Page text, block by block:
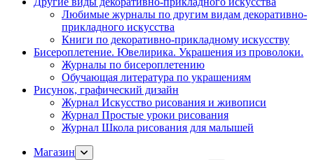
Любимые журналы по другим видам декоративно-
прикладного искусства
Книги по декоративно-прикладному искусству
Бисероплетение. Ювелирика. Украшения из проволоки.
Журналы по бисероплетению
Обучающая литература по украшениям
Рисунок, графический дизайн
Журнал Искусство рисования и живописи
Журнал Простые уроки рисования
Журнал Школа рисования для малышей
Магазин